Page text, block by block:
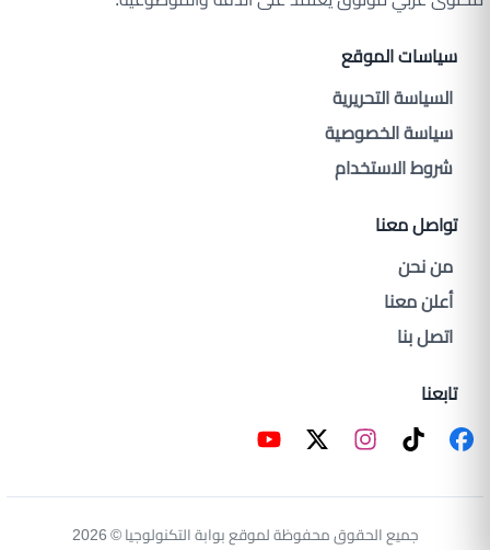
سياسات الموقع
السياسة التحريرية
سياسة الخصوصية
شروط الاستخدام
تواصل معنا
من نحن
أعلن معنا
اتصل بنا
تابعنا
جميع الحقوق محفوظة لموقع بوابة التكنولوجيا © 2026